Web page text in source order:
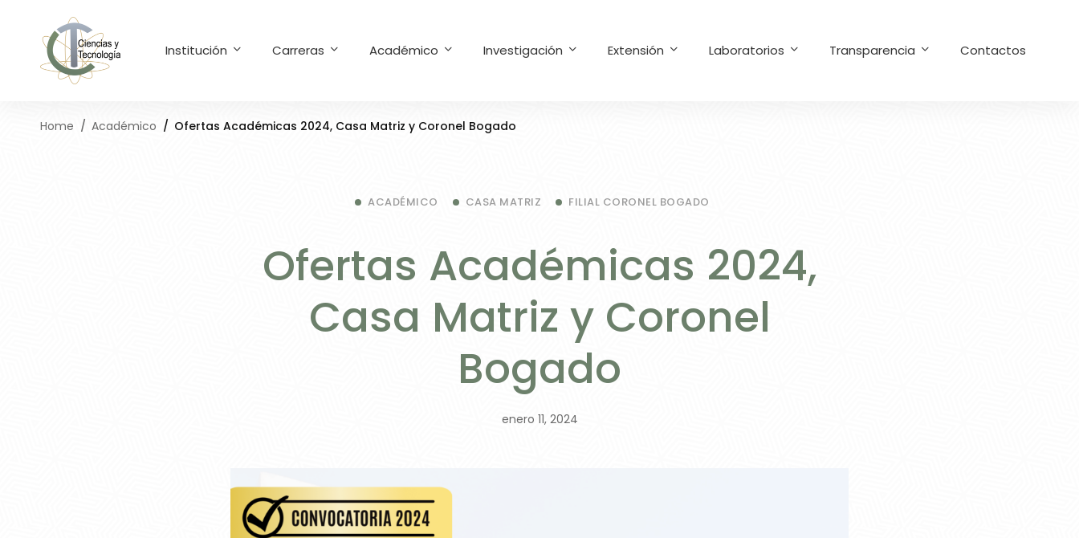
Institución Carreras Académico Investigación Extensión Laboratorios Transparencia Contactos
Home Académico Ofertas Académicas 2024, Casa Matriz y Coronel Bogado
ACADÉMICO CASA MATRIZ FILIAL CORONEL BOGADO
Ofertas Académicas 2024,
Casa Matriz y Coronel
Bogado
enero 11, 2024